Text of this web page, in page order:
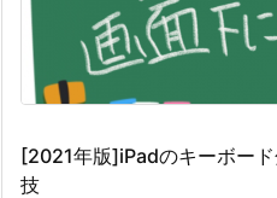
[2021年版]iPadのキーボー
技